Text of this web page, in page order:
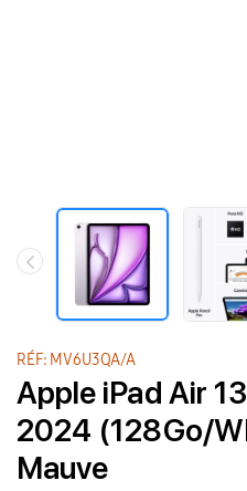
RÉF: MV6U3QA/A
Apple iPad Air
2024 (128Go/
Mauve